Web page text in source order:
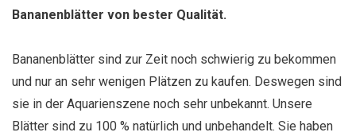
Bananenblätter von bester Qualität.
Bananenblätter sind zur Zeit noch schwierig zu bekommen
und nur an sehr wenigen Plätzen zu kaufen. Deswegen sind
sie in der Aquarienszene noch sehr unbekannt. Unsere
Blätter sind zu 100 % natürlich und unbehandelt. Sie haben